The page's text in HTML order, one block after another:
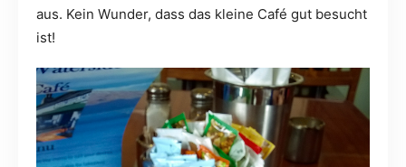
aus. Kein Wunder, dass das kleine Café gut besucht
ist!